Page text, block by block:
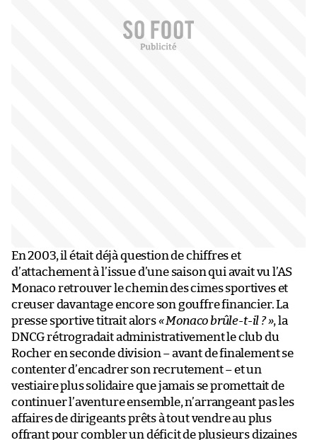
En 2003, il était déjà question de chiffres et
d’attachement à l’issue d’une saison qui avait vu l’AS
Monaco retrouver le chemin des cimes sportives et
creuser davantage encore son gouffre financier. La
presse sportive titrait alors« Monaco brûle-t-il ? », la
DNCG rétrogradait administrativement le club du
Rocher en seconde division – avant de finalement se
contenter d’encadrer son recrutement – et un
vestiaire plus solidaire que jamais se promettait de
continuer l’aventure ensemble, n’arrangeant pas les
affaires de dirigeants prêts à tout vendre au plus
offrant pour combler un déficit de plusieurs dizaines